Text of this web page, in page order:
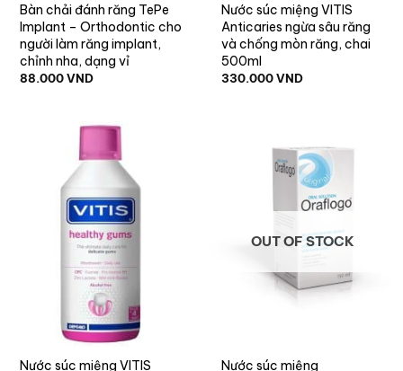
Bàn chải đánh răng TePe
Implant – Orthodontic cho
người làm răng implant,
chỉnh nha, dạng vỉ
88.000VND
Nước súc miệng VITIS
Anticaries ngừa sâu răng
và chống mòn răng, chai
500ml
330.000VND
Nước súc miệng VITIS
OUT OF STOCK
Nước súc miệng